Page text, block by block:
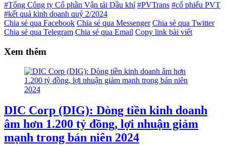
#Tổng Công ty Cổ phần Vận tải Dầu khí #PVTrans #cổ phiếu PVT
#kết quả kinh doanh quý 2/2024
Chia sẻ qua Facebook Chia sẻ qua Messenger Chia sẻ qua Twitter
Chia sẻ qua Telegram Chia sẻ qua Email Copy link bài viết
Xem thêm
DIC Corp (DIG): Dòng tiền kinh doanh
âm hơn 1.200 tỷ đồng, lợi nhuận giảm
mạnh trong bán niên 2024